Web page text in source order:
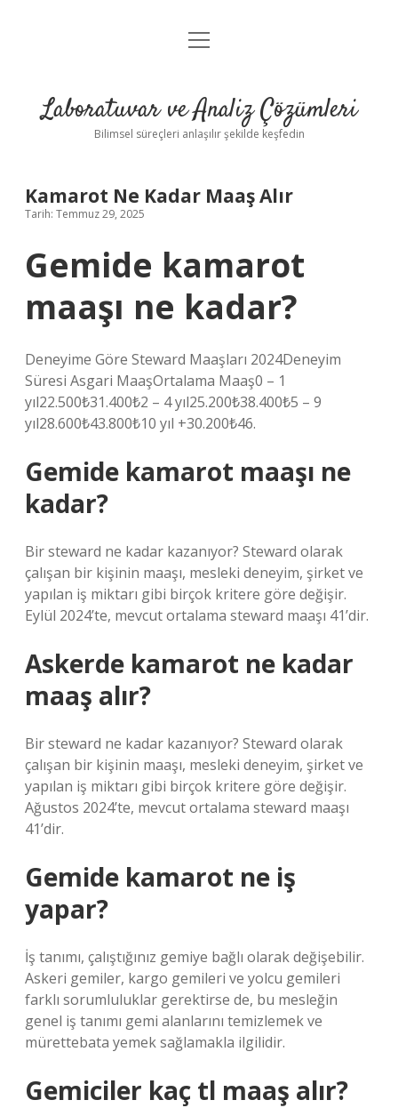
Anasayfa
Yasal Uyarı
menüyü
Laboratuvar ve Analiz Çözümleri
Bilimsel süreçleri anlaşılır şekilde keşfedin
Kamarot Ne Kadar Maaş Alır
Tarih: Temmuz 29, 2025
Gemide kamarot
maaşı ne kadar?
Deneyime Göre Steward Maaşları 2024Deneyim
Süresi Asgari MaaşOrtalama Maaş0 – 1
yıl22.500₺31.400₺2 – 4 yıl25.200₺38.400₺5 – 9
yıl28.600₺43.800₺10 yıl +30.200₺46.
Gemide kamarot maaşı ne
kadar?
Bir steward ne kadar kazanıyor? Steward olarak
çalışan bir kişinin maaşı, mesleki deneyim, şirket ve
yapılan iş miktarı gibi birçok kritere göre değişir.
Eylül 2024’te, mevcut ortalama steward maaşı 41’dir.
Askerde kamarot ne kadar
maaş alır?
Bir steward ne kadar kazanıyor? Steward olarak
çalışan bir kişinin maaşı, mesleki deneyim, şirket ve
yapılan iş miktarı gibi birçok kritere göre değişir.
Ağustos 2024’te, mevcut ortalama steward maaşı
41’dir.
Gemide kamarot ne iş
yapar?
İş tanımı, çalıştığınız gemiye bağlı olarak değişebilir.
Askeri gemiler, kargo gemileri ve yolcu gemileri
farklı sorumluluklar gerektirse de, bu mesleğin
genel iş tanımı gemi alanlarını temizlemek ve
mürettebata yemek sağlamakla ilgilidir.
Gemiciler kaç tl maaş alır?